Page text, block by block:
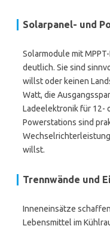
Solarpanel- und
Solarmodule mit
deutlich. Sie sind
willst oder keinen
Watt, die
Ladeelektronik für 12-
Powerstations sind
willst.
Trennwände und
Inneneinsätze
Lebensmittel im